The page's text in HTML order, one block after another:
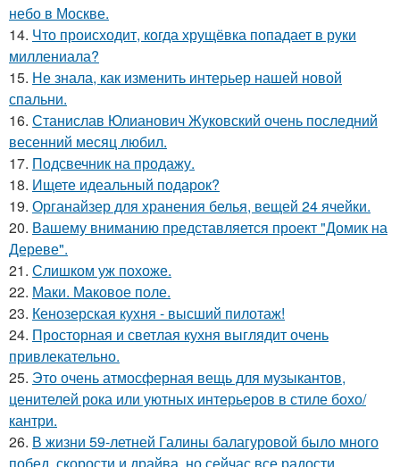
небо в Москве.
14. Что происходит, когда хрущёвка попадает в руки
миллениала?
15. Не знала, как изменить интерьер нашей новой
спальни.
16. Станислав Юлианович Жуковский очень последний
весенний месяц любил.
17. Подсвечник на продажу.
18. Ищете идеальный подарок?
19. Органайзер для хранения белья, вещей 24 ячейки.
20. Вашему вниманию представляется проект "Домик на
Дереве".
21. Слишком уж похоже.
22. Маки. Маковое поле.
23. Кенозерская кухня - высший пилотаж!
24. Просторная и светлая кухня выглядит очень
привлекательно.
25. Это очень атмосферная вещь для музыкантов,
ценителей рока или уютных интерьеров в стиле бохо/
кантри.
26. В жизни 59-летней Галины балагуровой было много
побед, скорости и драйва, но сейчас все радости